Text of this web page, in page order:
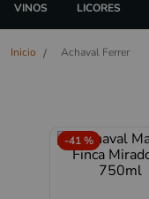
VINOS LICORES
Achaval Ferrer
-41 %